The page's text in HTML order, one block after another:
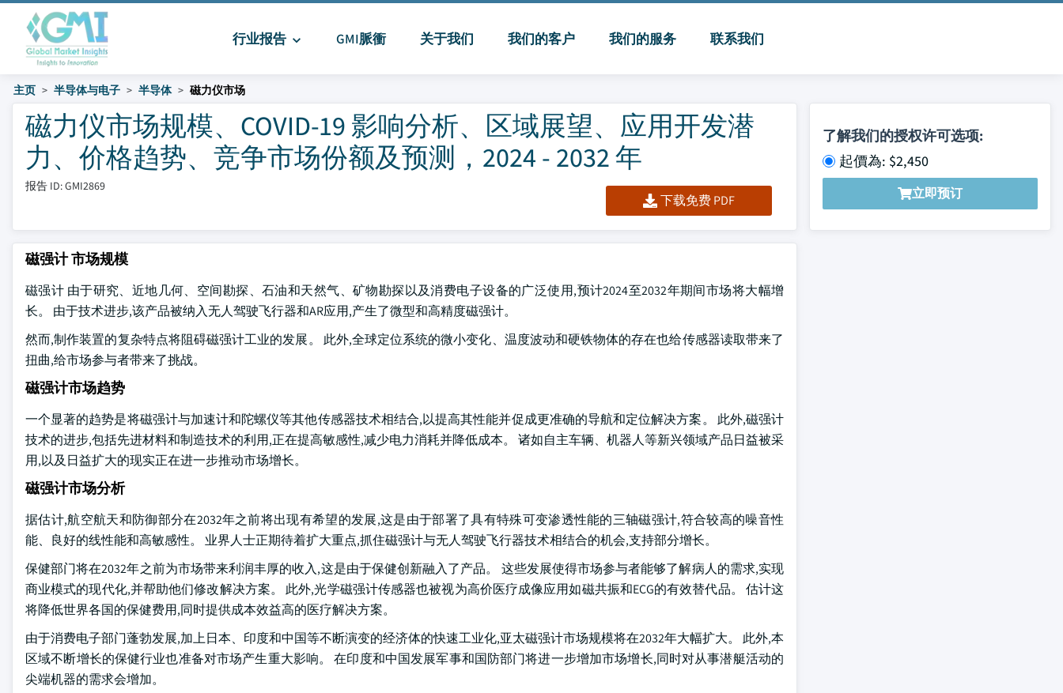
行业报告 GMI脈衝 关于我们 我们的客户 我们的服务 联系我们
主页 半导体与电子 半导体 磁力仪市场
磁力仪市场规模、COVID-19 影响分析、区域展望、应用开发潜
力、价格趋势、竞争市场份额及预测，2024 - 2032 年
报告 ID: GMI2869
下载免费 PDF
了解我们的授权许可选项:
起價為: $2,450
立即预订
磁强计 市场规模
磁强计 由于研究、近地几何、空间勘探、石油和天然气、矿物勘探以及消费电子设备的广泛使用,预计2024至2032年期间市场将大幅增
长。 由于技术进步,该产品被纳入无人驾驶飞行器和AR应用,产生了微型和高精度磁强计。
然而,制作装置的复杂特点将阻碍磁强计工业的发展。 此外,全球定位系统的微小变化、温度波动和硬铁物体的存在也给传感器读取带来了
扭曲,给市场参与者带来了挑战。
磁强计市场趋势
一个显著的趋势是将磁强计与加速计和陀螺仪等其他传感器技术相结合,以提高其性能并促成更准确的导航和定位解决方案。 此外,磁强计
技术的进步,包括先进材料和制造技术的利用,正在提高敏感性,减少电力消耗并降低成本。 诸如自主车辆、机器人等新兴领域产品日益被采
用,以及日益扩大的现实正在进一步推动市场增长。
磁强计市场分析
据估计,航空航天和防御部分在2032年之前将出现有希望的发展,这是由于部署了具有特殊可变渗透性能的三轴磁强计,符合较高的噪音性
能、良好的线性能和高敏感性。 业界人士正期待着扩大重点,抓住磁强计与无人驾驶飞行器技术相结合的机会,支持部分增长。
保健部门将在2032年之前为市场带来利润丰厚的收入,这是由于保健创新融入了产品。 这些发展使得市场参与者能够了解病人的需求,实现
商业模式的现代化,并帮助他们修改解决方案。 此外,光学磁强计传感器也被视为高价医疗成像应用如磁共振和ECG的有效替代品。 估计这
将降低世界各国的保健费用,同时提供成本效益高的医疗解决方案。
由于消费电子部门蓬勃发展,加上日本、印度和中国等不断演变的经济体的快速工业化,亚太磁强计市场规模将在2032年大幅扩大。 此外,本
区域不断增长的保健行业也准备对市场产生重大影响。 在印度和中国发展军事和国防部门将进一步增加市场增长,同时对从事潜艇活动的
尖端机器的需求会增加。